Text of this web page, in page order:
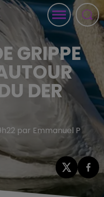
GRIPPE
DER
par Emmanuel P